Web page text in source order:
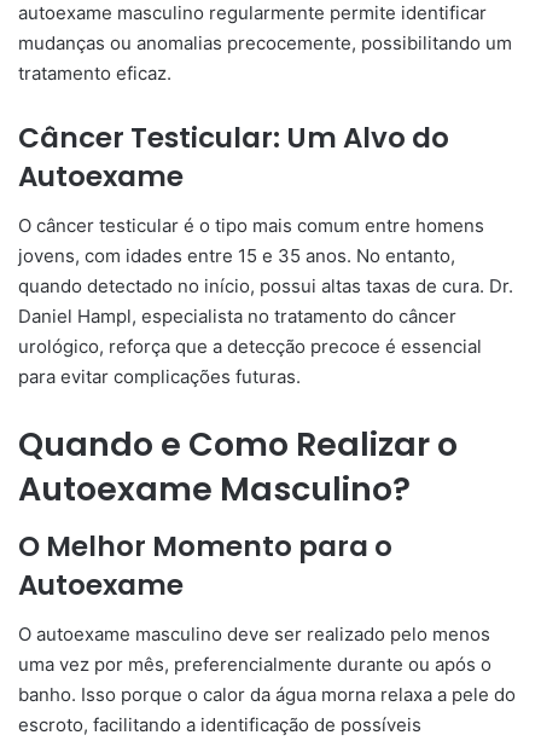
autoexame masculino regularmente permite identificar
mudanças ou anomalias precocemente, possibilitando um
tratamento eficaz.
Câncer Testicular: Um Alvo do
Autoexame
O câncer testicular é o tipo mais comum entre homens
jovens, com idades entre 15 e 35 anos. No entanto,
quando detectado no início, possui altas taxas de cura. Dr.
Daniel Hampl, especialista no tratamento do câncer
urológico, reforça que a detecção precoce é essencial
para evitar complicações futuras.
Quando e Como Realizar o
Autoexame Masculino?
O Melhor Momento para o
Autoexame
O autoexame masculino deve ser realizado pelo menos
uma vez por mês, preferencialmente durante ou após o
banho. Isso porque o calor da água morna relaxa a pele do
escroto, facilitando a identificação de possíveis